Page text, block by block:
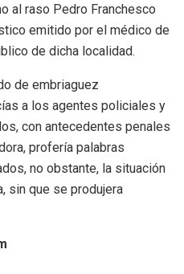
al raso Pedro Franchesco
emitido por el médico de
de dicha localidad.
de embriaguez
a los agentes policiales y
con antecedentes penales
profería palabras
no obstante, la situación
sin que se produjera